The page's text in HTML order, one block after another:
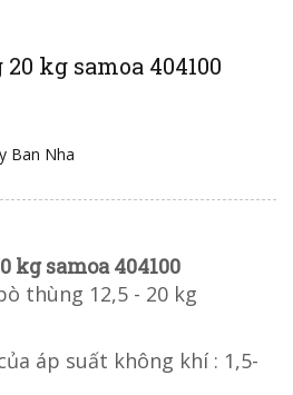
kg samoa 404100
Ban Nha
kg samoa 404100
thùng 12,5 - 20 kg
áp suất không khí : 1,5-